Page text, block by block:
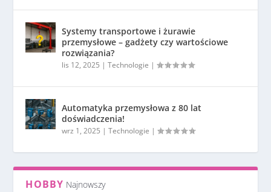
Systemy transportowe i żurawie
przemysłowe – gadżety czy wartościowe
rozwiązania?
lis 12, 2025 |Technologie |
Automatyka przemysłowa z 80 lat
doświadczenia!
wrz 1, 2025 |Technologie |
HOBBY Najnowszy